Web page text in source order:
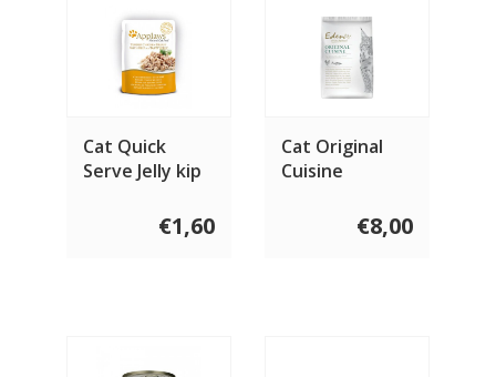
Cat Quick
Serve Jelly kip
€1,60
Cat Original
Cuisine
€8,00